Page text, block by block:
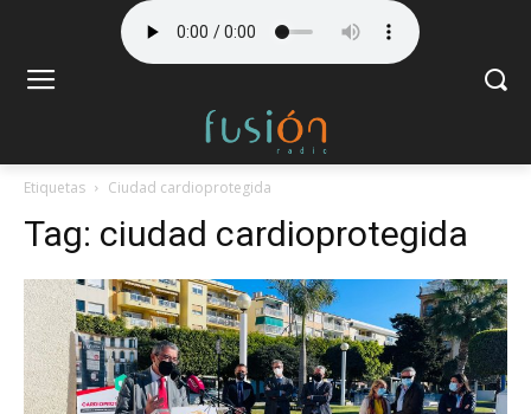
Etiquetas Ciudad cardioprotegida
Tag: ciudad cardioprotegida